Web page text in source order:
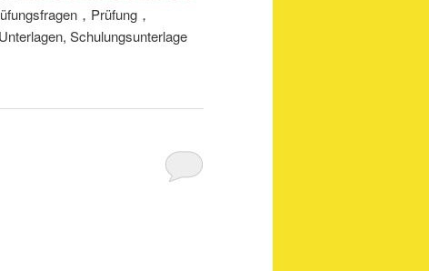
，Prüfung，
Schulungsunterlage